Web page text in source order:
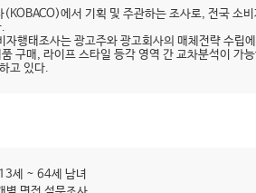
에서 기획 및 주관하는 조사로, 전국 소
행태조사는 광고주와 광고회사의 매체전략 수립
구매, 라이프 스타일 등각 영역 간 교차분석이 가
고 있다.
세 ~ 64세 남녀